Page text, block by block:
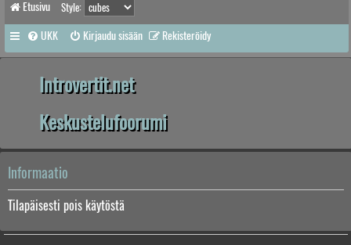
Etusivu Style:
UKK Kirjaudu sisään Rekisteröidy
Introvertit.net
Keskustelufoorumi
Informaatio
Tilapäisesti pois käytöstä